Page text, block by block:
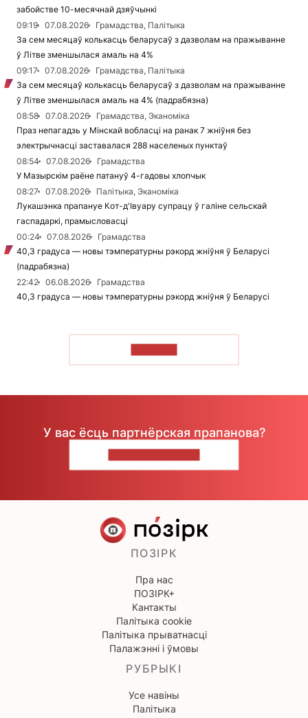
забойстве 10-месячнай дзяўчынкі
09:19
07.08.2026
Грамадства, Палітыка
За сем месяцаў колькасць беларусаў з дазволам на пражыванне
ў Літве зменшылася амаль на 4%
09:17
07.08.2026
Грамадства, Палітыка
За сем месяцаў колькасць беларусаў з дазволам на пражыванне
ў Літве зменшылася амаль на 4% (падрабязна)
08:58
07.08.2026
Грамадства, Эканоміка
Праз непагадзь у Мінскай вобласці на ранак 7 жніўня без
электрычнасці заставалася 288 населеных пунктаў
08:54
07.08.2026
Грамадства
У Мазырскім раёне патануў 4-гадовы хлопчык
08:27
07.08.2026
Палітыка, Эканоміка
Лукашэнка прапануе Кот-д'Івуару супрацу ў галіне сельскай
гаспадаркі, прамысловасці
00:24
07.08.2026
Грамадства
40,3 градуса — новы тэмпературны рэкорд жніўня ў Беларусі
(падрабязна)
22:42
06.08.2026
Грамадства
40,3 градуса — новы тэмпературны рэкорд жніўня ў Беларусі
У вас ёсць партнёрская прапанова?
ПОЗІРК
Пра нас
ПОЗІРК+
Кантакты
Палітыка cookie
Палітыка прыватнасці
Палажэнні і ўмовы
РУБРЫКІ
Усе навіны
Палітыка